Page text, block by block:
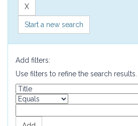
Start a new search
Add filters:
Use filters to refine the search results.